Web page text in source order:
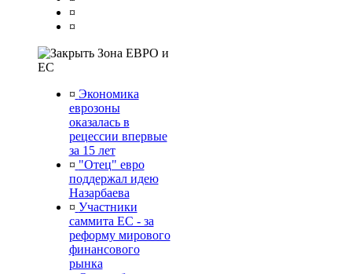
¤
¤
Зона ЕВРО и
ЕС
¤ Экономика
еврозоны
оказалась в
рецессии впервые
за 15 лет
¤ "Отец" евро
поддержал идею
Назарбаева
¤ Участники
саммита ЕС - за
реформу мирового
финансового
рынка